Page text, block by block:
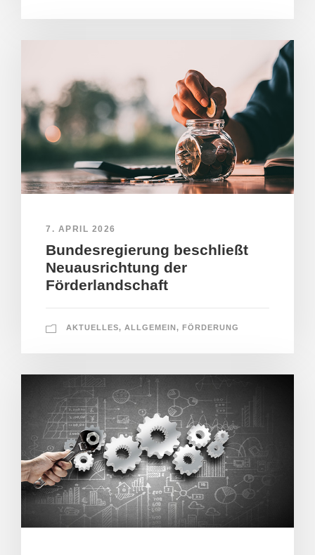
7. APRIL 2026
Bundesregierung beschließt
Neuausrichtung der
Förderlandschaft
AKTUELLES, ALLGEMEIN, FÖRDERUNG